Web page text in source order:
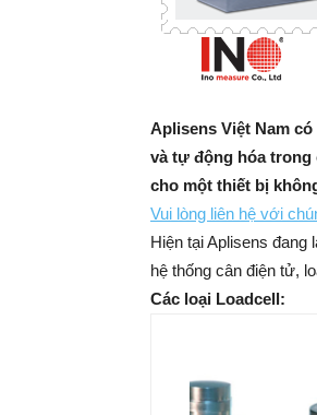
Aplisens Việt Nam
và tự động hóa trong
cho một thiết bị
Vui lòng liên hệ với
Hiện tại Aplisens đang
hệ thống cân điện tử,
Các loại Loadcell: